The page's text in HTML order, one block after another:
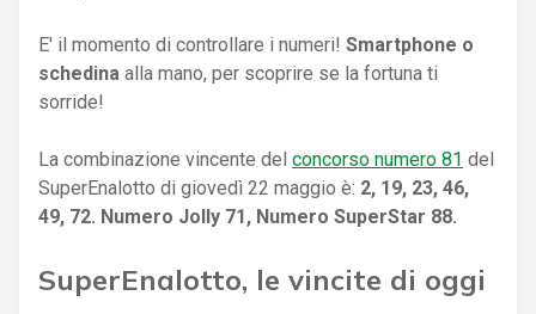
E' il momento di controllare i numeri! Smartphone o
schedina alla mano, per scoprire se la fortuna ti
sorride!
La combinazione vincente del concorso numero 81 del
SuperEnalotto di giovedì 22 maggio è: 2, 19, 23, 46,
49, 72. Numero Jolly 71, Numero SuperStar 88.
SuperEnalotto, le vincite di oggi